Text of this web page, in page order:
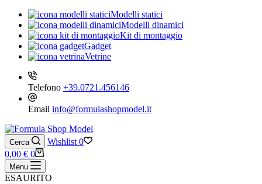
Modelli statici
Modelli dinamici
Kit di montaggio
Gadget
Vetrine
Telefono +39.0721.456146
Email info@formulashopmodel.it
Cerca Wishlist 0
Carrello
0,00 € 0
Menu
ESAURITO